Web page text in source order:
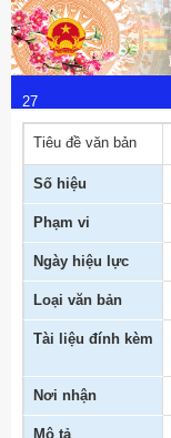
Thứ 2, 10/8/2026
14
:
27
51
Tiêu đề văn bản
Số hiệu
Phạm vi
Ngày hiệu lực
Loại văn bản
Tài liệu đính kèm
Nơi nhận
Mô tả